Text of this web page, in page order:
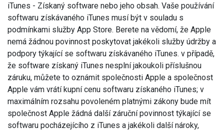
iTunes - Získaný software nebo jeho obsah. Vaše používání
softwaru získávaného iTunes musí být v souladu s
podmínkami služby App Store. Berete na vědomí, že Apple
nemá žádnou povinnost poskytovat jakékoli služby údržby a
podpory týkající se softwaru získávaného iTunes. v případě,
že software získaný iTunes nesplní jakoukoli příslušnou
záruku, můžete to oznámit společnosti Apple a společnost
Apple vám vrátí kupní cenu softwaru získaného iTunes; v
maximálním rozsahu povoleném platnými zákony bude mít
společnost Apple žádná další záruční povinnost týkající se
softwaru pocházejícího z iTunes a jakékoli další nároky,